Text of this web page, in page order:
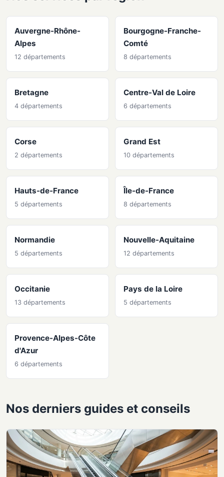
Auvergne-Rhône-
Alpes
12 départements
Bourgogne-Franche-
Comté
8 départements
Bretagne
4 départements
Centre-Val de Loire
6 départements
Corse
2 départements
Grand Est
10 départements
Hauts-de-France
5 départements
Île-de-France
8 départements
Normandie
5 départements
Nouvelle-Aquitaine
12 départements
Occitanie
13 départements
Pays de la Loire
5 départements
Provence-Alpes-Côte
d'Azur
6 départements
Nos derniers guides et conseils